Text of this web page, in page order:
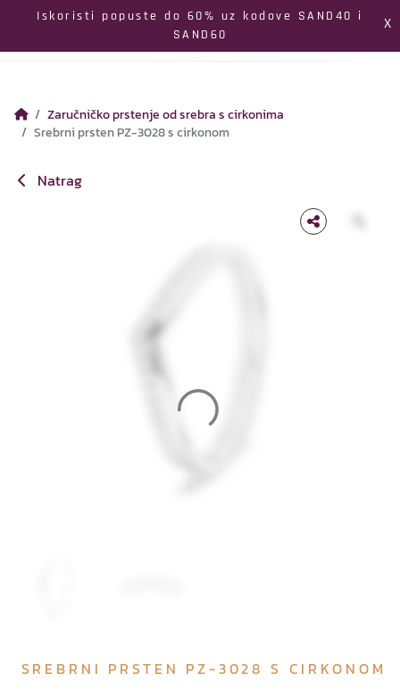
Iskoristi popuste do 60% uz kodove SAND40 i
SAND60
X
Izbornik
Profil Pretraga
Zaručničko prstenje od srebra s cirkonima
Srebrni prsten PZ-3028 s cirkonom
Natrag
SREBRNI PRSTEN PZ-3028 S CIRKONOM